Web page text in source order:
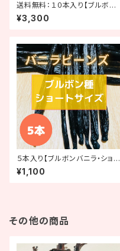
送料無料：１０本入り【ブルボン
バニラ・ロングサイズ（16-17c
m）】
¥3,300
５本入り【ブルボンバニラ・ショー
トサイズ（10-13cm）】
¥1,100
その他の商品